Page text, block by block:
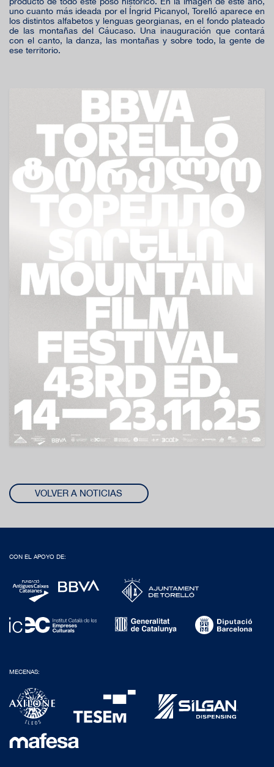
uno cuanto más ideada por el Íngrid Picanyol, Torelló aparece en
los distintos alfabetos y lenguas georgianas, en el fondo plateado
de las montañas del Cáucaso. Una inauguración que contará
con el canto, la danza, las montañas y sobre todo, la gente de
ese territorio.
VOLVER A NOTICIAS
CON EL APOYO DE:
MECENAS: